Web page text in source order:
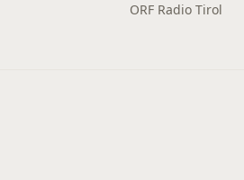
ORF Radio Tirol